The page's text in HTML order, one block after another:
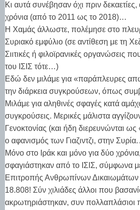
Κι αυτά συνέβησαν όχι πριν δεκαετίες,
χρόνια (από το 2011 ως το 2018)…
Η Χαμάς άλλωστε, πολέμησε στο
Συριακό εμφύλιο (σε αντίθεση με τη
Σιιτικές ή φιλοϊρανικές οργανώσεις
του ΙΣΙΣ τότε…)
Εδώ δεν μιλάμε για «παράπλευρες
την διάρκεια συγκρούσεων, όπως
Μιλάμε για αληθινές σφαγές κατά
συγκρούσεις. Μερικές μάλιστα
Γενοκτονίας (και ήδη διερευνώνται
ο αφανισμός των Γιαζιντζι, στην
Mόνο στο Ιράκ και μόνο για δύο
σφαγιάστηκαν από το ΙΣΙΣ, σύμφωνα με
Επιτροπής Ανθρωπίνων Δικαιωμάτων
18.808! Σύν χιλιάδες άλλοι που
ακρωτηριάστηκαν, συν